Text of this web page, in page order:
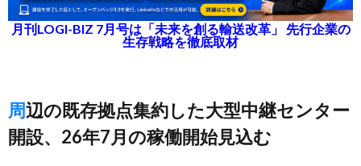
月刊LOGI-BIZ 7月号は「未来を創る輸送改革」 先行企業の
生存戦略を徹底取材
周辺の既存拠点集約した大型中継センター
開設、26年7月の稼働開始見込む